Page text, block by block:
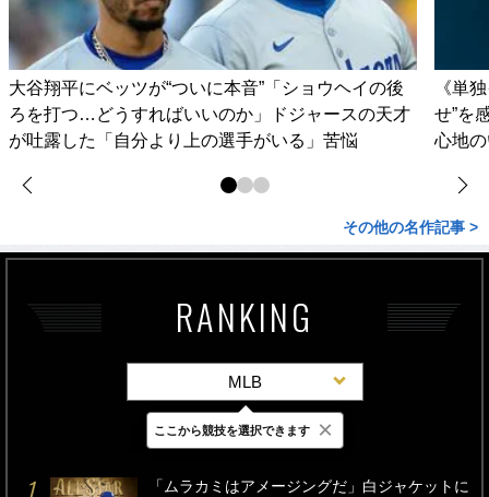
大谷翔平にベッツが“ついに本音”「ショウヘイの後
ろを打つ…どうすればいいのか」ドジャースの天才
が吐露した「自分より上の選手がいる」苦悩
《単
せ”を
心地
その他の名作記事 >
RANKING
MLB
最新 24時間 週間
「ムラカミはアメージングだ」白ジャケットに
ここから競技を選択できます ×